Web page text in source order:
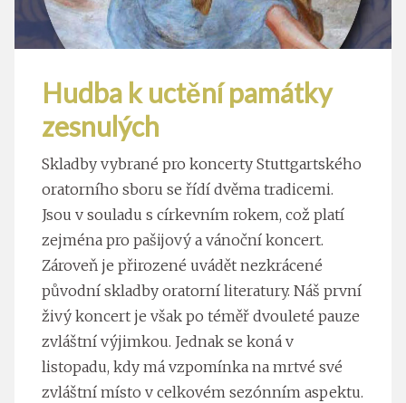
Hudba k uctění památky
zesnulých
Skladby vybrané pro koncerty Stuttgartského
oratorního sboru se řídí dvěma tradicemi.
Jsou v souladu s církevním rokem, což platí
zejména pro pašijový a vánoční koncert.
Zároveň je přirozené uvádět nezkrácené
původní skladby oratorní literatury. Náš první
živý koncert je však po téměř dvouleté pauze
zvláštní výjimkou. Jednak se koná v
listopadu, kdy má vzpomínka na mrtvé své
zvláštní místo v celkovém sezónním aspektu.